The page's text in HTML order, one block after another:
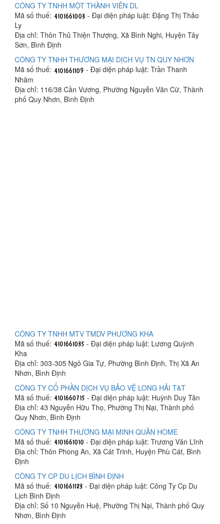
CÔNG TY TNHH MỘT THÀNH VIÊN DL
Mã số thuế:
- Đại diện pháp luật: Đặng Thị Thảo
Ly
Địa chỉ: Thôn Thủ Thiện Thượng, Xã Bình Nghi, Huyện Tây
Sơn, Bình Định
CÔNG TY TNHH THƯƠNG MẠI DỊCH VỤ TN QUY NHƠN
Mã số thuế:
- Đại diện pháp luật: Trần Thanh
Nhâm
Địa chỉ: 116/38 Cần Vương, Phường Nguyễn Văn Cừ, Thành
phố Quy Nhơn, Bình Định
CÔNG TY TNHH MTV TMDV PHƯƠNG KHA
Mã số thuế:
- Đại diện pháp luật: Lương Quỳnh
Kha
Địa chỉ: 303-305 Ngô Gia Tự, Phường Bình Định, Thị Xã An
Nhơn, Bình Định
CÔNG TY CỔ PHẦN DỊCH VỤ BẢO VỆ LONG HẢI T&T
Mã số thuế:
- Đại diện pháp luật: Huỳnh Duy Tân
Địa chỉ: 43 Nguyễn Hữu Thọ, Phường Thị Nại, Thành phố
Quy Nhơn, Bình Định
CÔNG TY TNHH THƯƠNG MẠI MINH QUÂN HOME
Mã số thuế:
- Đại diện pháp luật: Trương Văn Lĩnh
Địa chỉ: Thôn Phong An, Xã Cát Trinh, Huyện Phù Cát, Bình
Định
CÔNG TY CP DU LỊCH BÌNH ĐỊNH
Mã số thuế:
- Đại diện pháp luật: Công Ty Cp Du
Lịch Bình Định
Địa chỉ: Số 10 Nguyễn Huệ, Phường Thị Nại, Thành phố Quy
Nhơn, Bình Định